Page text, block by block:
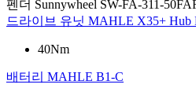
펜더 Sunnywheel SW-FA-311-
드라이브 유닛 MAHLE X35+ Hub
40Nm
배터리 MAHLE B1-C